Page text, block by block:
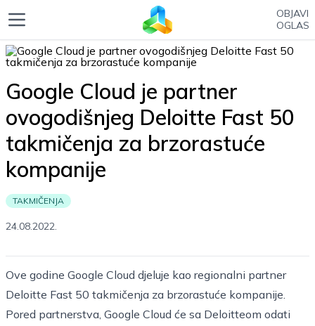
OBJAVI
OGLAS
Google Cloud je partner
ovogodišnjeg Deloitte Fast 50
takmičenja za brzorastuće
kompanije
TAKMIČENJA
24.08.2022.
Ove godine Google Cloud djeluje kao regionalni partner
Deloitte Fast 50 takmičenja za brzorastuće kompanije.
Pored partnerstva, Google Cloud će sa Deloitteom odati